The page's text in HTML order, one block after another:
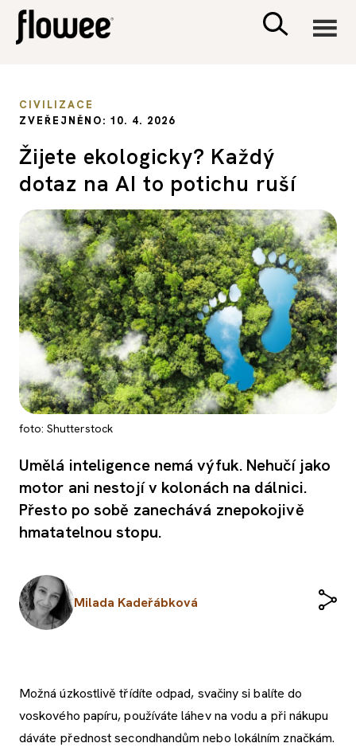
PSYCHOLOGIE
RODINA A DĚTI
SEX A VZTAHY
PORADNA
CIVILIZACE
ZVEŘEJNĚNO: 10. 4. 2026
Žijete ekologicky? Každý
dotaz na AI to potichu ruší
foto: Shutterstock
Umělá inteligence nemá výfuk. Nehučí jako
motor ani nestojí v kolonách na dálnici.
Přesto po sobě zanechává znepokojivě
hmatatelnou stopu.
Milada Kadeřábková
Možná úzkostlivě třídíte odpad, svačiny si balíte do
voskového papíru, používáte láhev na vodu a při nákupu
dáváte přednost secondhandům nebo lokálním značkám.